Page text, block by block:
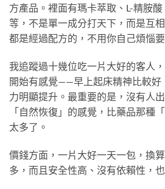
方產品。裡面有瑪卡萃取、L-精胺
等，不是單一成分打天下，而是互
都是經過配方的，不用你自己煩惱
我追蹤過十幾位吃一片大好的客人
開始有感覺——早上起床精神比較好
力明顯提升。最重要的是，沒有人
「自然恢復」的感覺，比藥品那種
太多了。
價錢方面，一片大好一天一包，換
多，而且安全性高、沒有依賴性，